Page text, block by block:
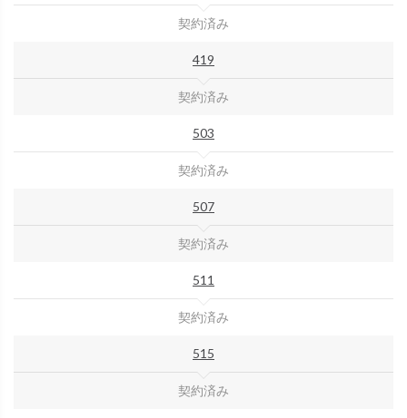
契約済み
419
契約済み
503
契約済み
507
契約済み
511
契約済み
515
契約済み